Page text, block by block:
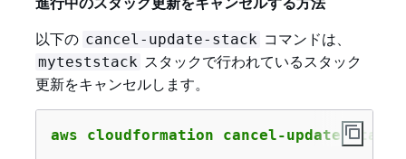
以下の cancel-update-stack コマンドは、
myteststack スタックで行われているスタック
更新をキャンセルします。
aws cloudformation cancel-update-